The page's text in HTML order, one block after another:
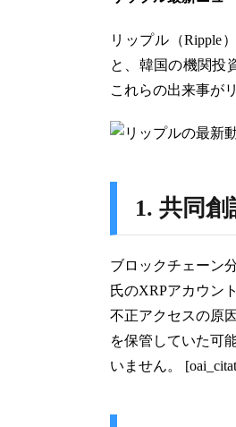
リップル（Ripple
と、韓国の機関投
これらの出来事が
1. 共同
ブロックチェーン
氏のXRPアカウン
不正アクセスの原
を保管していた可
いません。